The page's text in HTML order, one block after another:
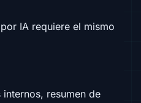
IA requiere el mismo
resumen de